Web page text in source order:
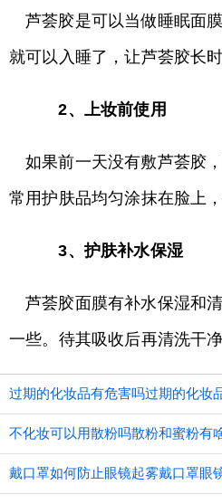
芦荟胶是可以当做睡眠面
就可以入睡了，让芦荟胶长
2、上妆前使用
如果前一天没有敷芦荟胶
常用护肤品均匀涂抹在脸上
3、护肤补水保湿
芦荟胶面膜有补水保湿和
一些。待其吸收后再清洗干
过期的化妆品有危害吗过期的化妆
不化妆可以用散粉吗散粉和蜜粉有
戴口罩如何防止眼镜起雾戴口罩眼